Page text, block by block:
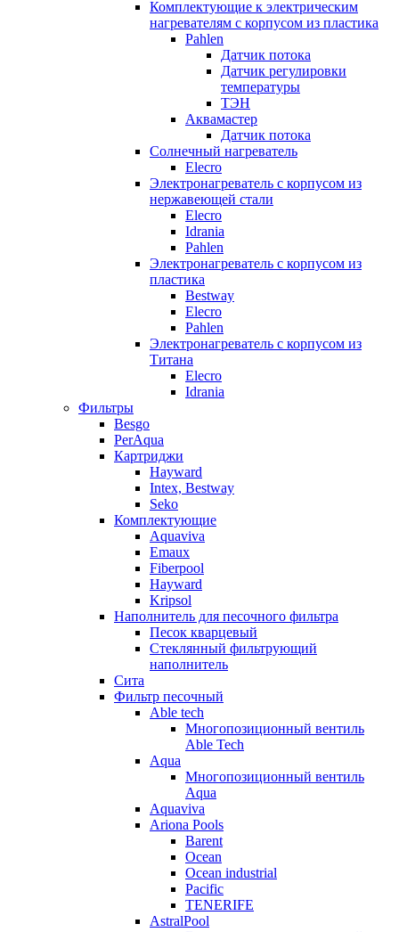
Комплектующие к электрическим
нагревателям с корпусом из пластика
Pahlen
Датчик потока
Датчик регулировки
температуры
ТЭН
Аквамастер
Датчик потока
Солнечный нагреватель
Elecro
Электронагреватель с корпусом из
нержавеющей стали
Elecro
Idrania
Pahlen
Электронагреватель с корпусом из
пластика
Bestway
Elecro
Pahlen
Электронагреватель с корпусом из
Титана
Elecro
Idrania
Фильтры
Besgo
PerAqua
Картриджи
Hayward
Intex, Bestway
Seko
Комплектующие
Aquaviva
Emaux
Fiberpool
Hayward
Kripsol
Наполнитель для песочного фильтра
Песок кварцевый
Стеклянный фильтрующий
наполнитель
Сита
Фильтр песочный
Able tech
Многопозиционный вентиль
Able Tech
Aqua
Многопозиционный вентиль
Aqua
Aquaviva
Ariona Pools
Barent
Ocean
Ocean industrial
Pacific
TENERIFE
AstralPool